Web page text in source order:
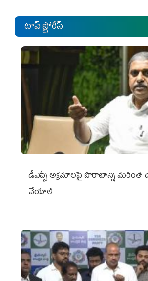
టాప్ స్టోరీస్
డీఎస్సీ అక్రమాలపై పోరాటాన్ని మరింత
చేయాలి